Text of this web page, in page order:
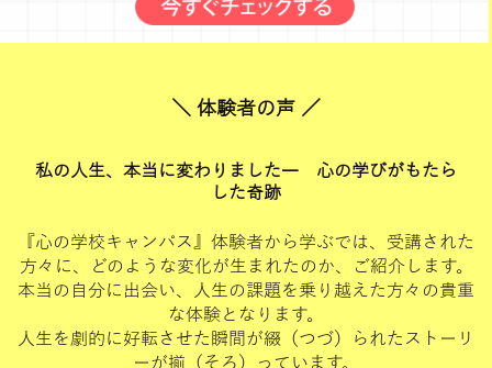
＼ 体験者の声 ／
私の人生、本当に変わりました― 心の学びがもたら
した奇跡
『心の学校キャンパス』体験者から学ぶでは、受講された
方々に、どのような変化が生まれたのか、ご紹介します。
本当の自分に出会い、人生の課題を乗り越えた方々の貴重
な体験となります。
人生を劇的に好転させた瞬間が綴（つづ）られたストーリ
ーが揃（そろ）っています。